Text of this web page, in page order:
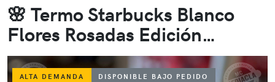
🌸 Termo Starbucks Blanco
Flores Rosadas Edición
Elegante
ALTA DEMANDA
DISPONIBLE BAJO PEDIDO